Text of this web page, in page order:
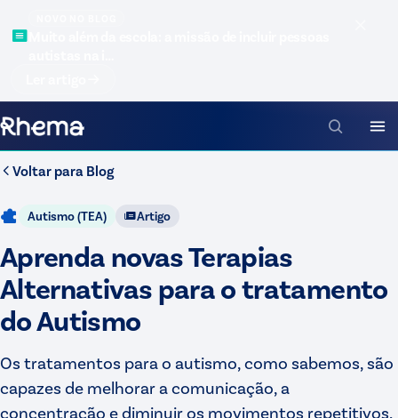
Voltar para Blog
Autismo (TEA) Artigo
Aprenda novas Terapias
Alternativas para o tratamento
do Autismo
Os tratamentos para o autismo, como sabemos, são
capazes de melhorar a comunicação, a
concentração e diminuir os movimentos repetitivos,